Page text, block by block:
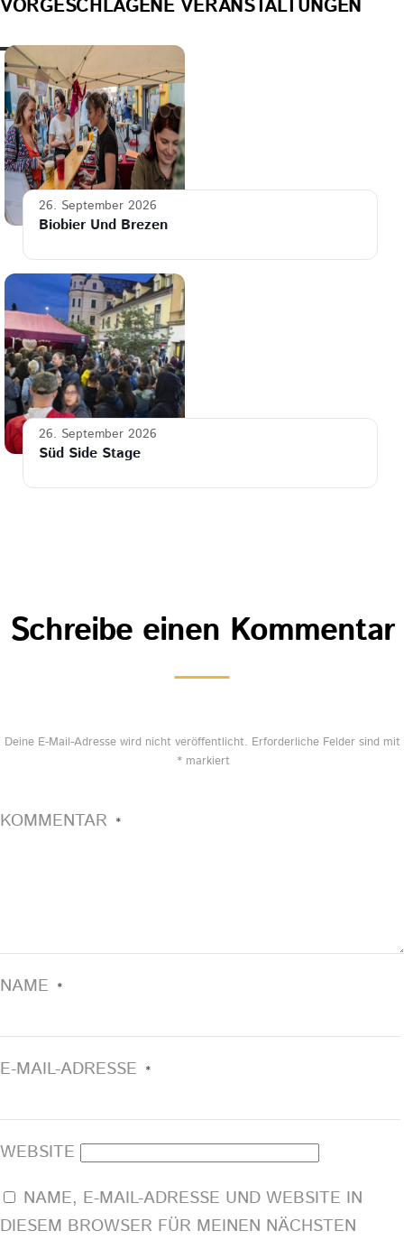
VORGESCHLAGENE VERANSTALTUNGEN
26. September 2026
Biobier Und Brezen
26. September 2026
Süd Side Stage
Schreibe einen Kommentar
Deine E-Mail-Adresse wird nicht veröffentlicht. Erforderliche Felder sind mit
* markiert
KOMMENTAR *
NAME *
E-MAIL-ADRESSE *
WEBSITE
NAME, E-MAIL-ADRESSE UND WEBSITE IN
DIESEM BROWSER FÜR MEINEN NÄCHSTEN